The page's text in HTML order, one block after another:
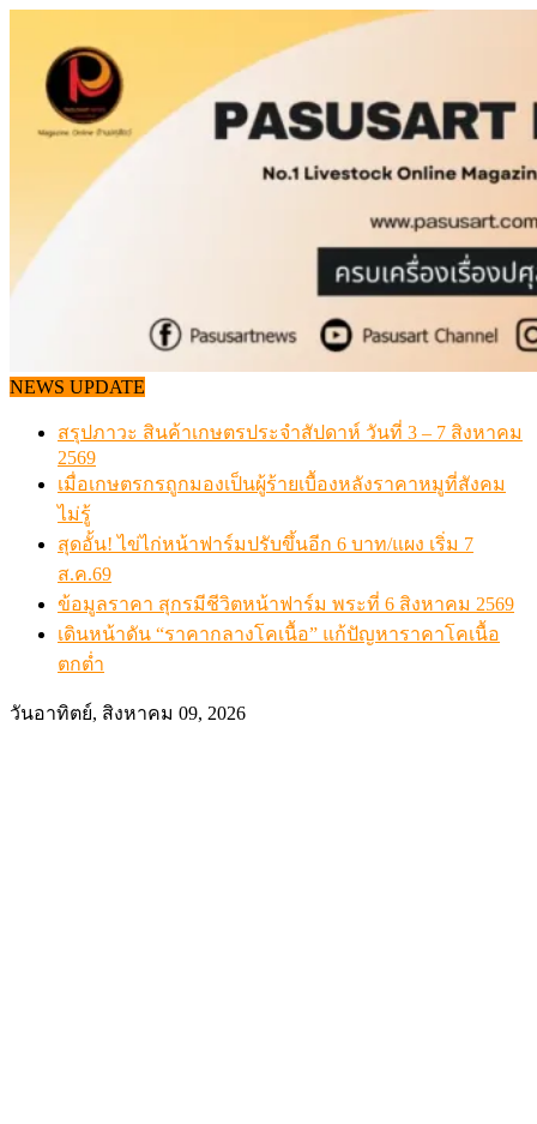
content
NEWS UPDATE
เดินหน้าดัน “ราคากลางโคเนื้อ” แก้ปัญหาราคาโคเนื้อตก
สรุปภาวะ สินค้าเกษตรประจำสัปดาห์ วันที่ 3 – 7 สิงหาคม
เมื่อเกษตรกรถูกมองเป็นผู้ร้ายเบื้องหลังราคาหมูที่สังคมไม่
สุดอั้น! ไข่ไก่หน้าฟาร์มปรับขึ้นอีก 6 บาท/แผง เริ่ม 7 ส.ค.69
ข้อมูลราคา สุกรมีชีวิตหน้าฟาร์ม พระที่ 6 สิงหาคม 2569
เดินหน้าดัน “ราคากลางโคเนื้อ” แก้ปัญหาราคาโคเนื้อตก
สรุปภาวะ สินค้าเกษตรประจำสัปดาห์ วันที่ 3 – 7 สิงหาคม
วันอาทิตย์, สิงหาคม 09, 2026